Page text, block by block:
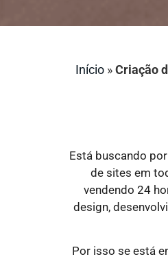
Início »Criação
Está buscando por
de sites em
vendendo 24
design,
Por isso se está